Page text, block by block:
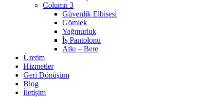
Column 3
Güvenlik Elbisesi
Gömlek
Yağmurluk
İş Pantolonu
Atkı – Bere
Üretim
Hizmetler
Geri Dönüşüm
Blog
İletişim